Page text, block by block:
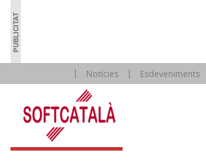
Notícies Esdeveniments